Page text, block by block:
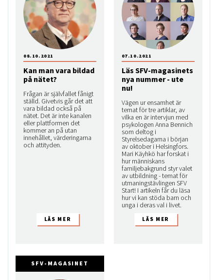
Kan man vara bildad
på nätet?
Frågan är självfallet fånigt
ställd. Givetvis går det att
vara bildad också på
nätet. Det är inte kanalen
eller plattformen det
kommer an på utan
innehållet, värderingarna
och attityden.
08.10.2021
Läs SFV-magasinets
nya nummer - ute
nu!
Vägen ur ensamhet är
temat för tre artiklar, av
vilka en är intervjun med
psykologen Anna Bennich
som deltog i
Styrelsedagarna i början
av oktober i Helsingfors.
Mari Käyhkö har forskat i
hur människans
familjebakgrund styr valet
av utbildning - temat för
utmaningstävlingen SFV
Start! I artikeln får du läsa
hur vi kan stöda barn och
unga i deras val i livet.
07.10.2021
SFV-MAGASINET